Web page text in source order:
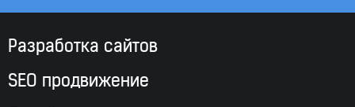
Разработка сайтов
SEO продвижение